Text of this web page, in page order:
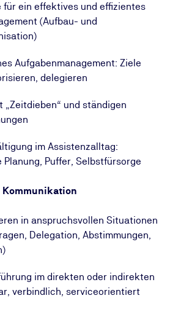
für ein effektives und effizientes
(Aufbau- und
Aufgabenmanagement: Ziele
delegieren
„Zeitdieben“ und ständigen
im Assistenzalltag:
Puffer, Selbstfürsorge
in anspruchsvollen Situationen
Delegation, Abstimmungen,
im direkten oder indirekten
verbindlich, serviceorientiert